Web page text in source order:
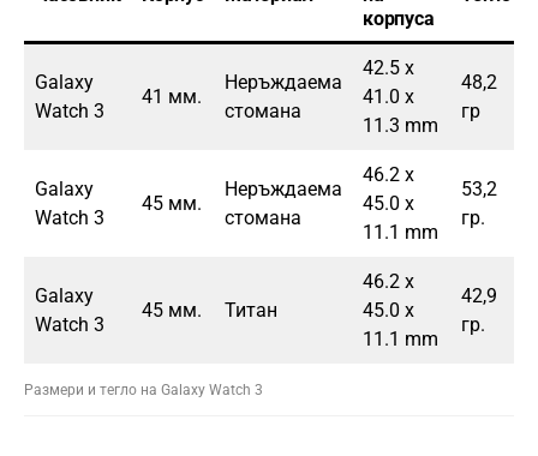
корпуса
Galaxy
Watch 3
41 мм.
Неръждаема
стомана
42.5 x
41.0 x
11.3 mm
48,2
гр
Galaxy
Watch 3
45 мм.
Неръждаема
стомана
46.2 x
45.0 x
11.1 mm
53,2
гр.
Galaxy
Watch 3
45 мм. Титан
46.2 x
45.0 x
11.1 mm
42,9
гр.
Размери и тегло на Galaxy Watch 3